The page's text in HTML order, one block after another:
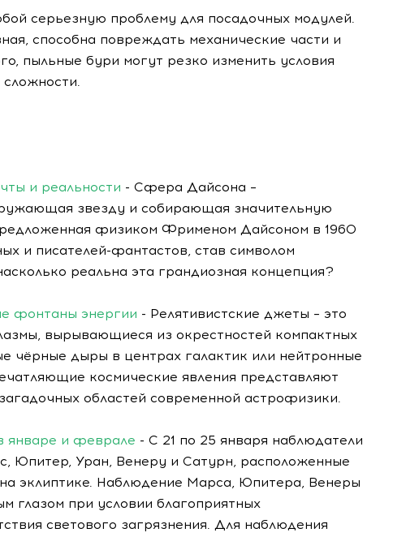
серьезную проблему для посадочных модулей.
способна повреждать механические части и
пыльные бури могут резко изменить условия
и реальности - Сфера Дайсона –
звезду и собирающая значительную
физиком Фрименом Дайсоном в 1960
и писателей-фантастов, став символом
реальна эта грандиозная концепция?
фонтаны энергии - Релятивистские джеты – это
вырывающиеся из окрестностей компактных
чёрные дыры в центрах галактик или нейтронные
космические явления представляют
областей современной астрофизики.
январе и феврале - С 21 по 25 января наблюдатели
Юпитер, Уран, Венеру и Сатурн, расположенные
эклиптике. Наблюдение Марса, Юпитера, Венеры
глазом при условии благоприятных
светового загрязнения. Для наблюдения